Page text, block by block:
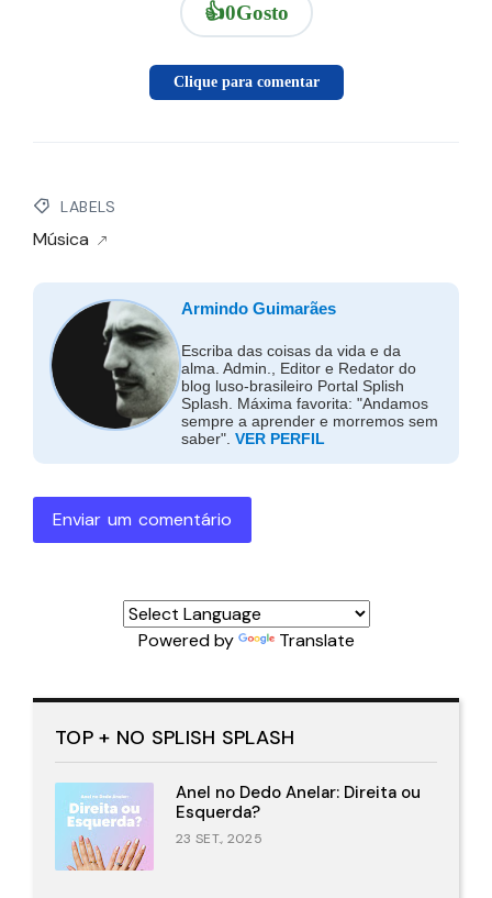
👍0Gosto
Clique para comentar
LABELS
Música
Armindo Guimarães
Escriba das coisas da vida e da
alma. Admin., Editor e Redator do
blog luso-brasileiro Portal Splish
Splash. Máxima favorita: "Andamos
sempre a aprender e morremos sem
saber". VER PERFIL
Enviar um comentário
Powered by Translate
TOP + NO SPLISH SPLASH
Anel no Dedo Anelar: Direita ou
Esquerda?
23 SET., 2025